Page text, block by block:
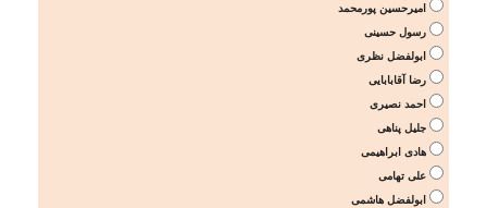
امیرحسین پورمحمد
رسول حسینی
ابولفضل نظری
رضا آقابابایی
احمد نصیری
جلیل پناهی
هادی ابراهیمی
علی تهامی
ابولفضل هاشمی